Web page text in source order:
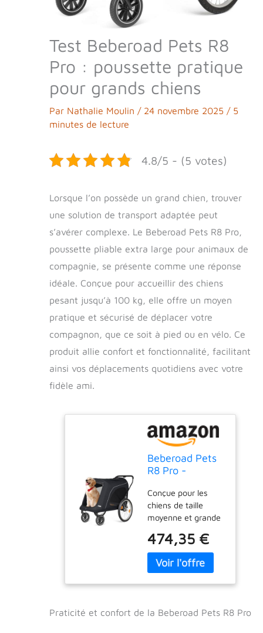
Test Beberoad Pets R8
Pro : poussette pratique
pour grands chiens
Par Nathalie Moulin / 24 novembre 2025 / 5
minutes de lecture
4.8/5 - (5 votes)
Lorsque l’on possède un grand chien, trouver
une solution de transport adaptée peut
s’avérer complexe. Le Beberoad Pets R8 Pro,
poussette pliable extra large pour animaux de
compagnie, se présente comme une réponse
idéale. Conçue pour accueillir des chiens
pesant jusqu’à 100 kg, elle offre un moyen
pratique et sécurisé de déplacer votre
compagnon, que ce soit à pied ou en vélo. Ce
produit allie confort et fonctionnalité, facilitant
ainsi vos déplacements quotidiens avec votre
fidèle ami.
Beberoad Pets
R8 Pro -
pliable pour
animaux de
compagnie -
Extra large -
Pour grands
chiens jusqu'à
100 kg -
Transport
Conçue pour les
chiens de taille
moyenne et grande
mobilité : la
poussette beberoad
Pets R8 est
mobilité des chiens
474,35 €
Praticité et confort de la Beberoad Pets R8 Pro